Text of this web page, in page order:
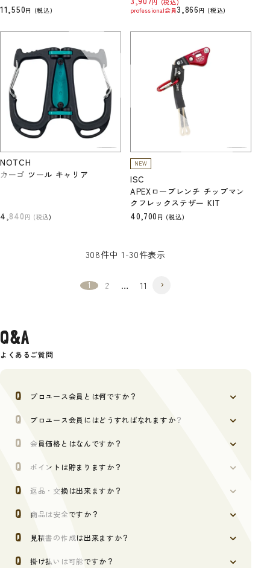
11,550 税込
professional会員3,866 税込
NOTCH
カーゴ ツール キャリア
4,840 税込
NEW
ISC
APEXロープレンチ チップマン
クフレックステザー KIT
40,700 税込
308件中 1 -30件表示
1 2 … 11
Q&A
よくあるご質問
プロユース会員とは何ですか？
プロユース会員にはどうすればなれますか？
会員価格とはなんですか？
ポイントは貯まりますか？
返品・交換は出来ますか？
商品は安全ですか？
見積書の作成は出来ますか？
掛け払いは可能ですか？